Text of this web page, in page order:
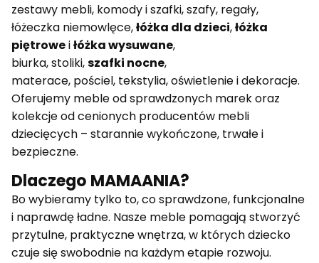
zestawy mebli, komody i szafki, szafy, regały,
łóżeczka niemowlęce,łóżka dla dzieci,łóżka
piętroweiłóżka wysuwane,
biurka, stoliki,szafki nocne,
materace, pościel, tekstylia, oświetlenie i dekoracje.
Oferujemy meble od sprawdzonych marek oraz
kolekcje od cenionych producentów mebli
dziecięcych – starannie wykończone, trwałe i
bezpieczne.
Dlaczego MAMAANIA?
Bo wybieramy tylko to, co sprawdzone, funkcjonalne
i naprawdę ładne. Nasze meble pomagają stworzyć
przytulne, praktyczne wnętrza, w których dziecko
czuje się swobodnie na każdym etapie rozwoju.